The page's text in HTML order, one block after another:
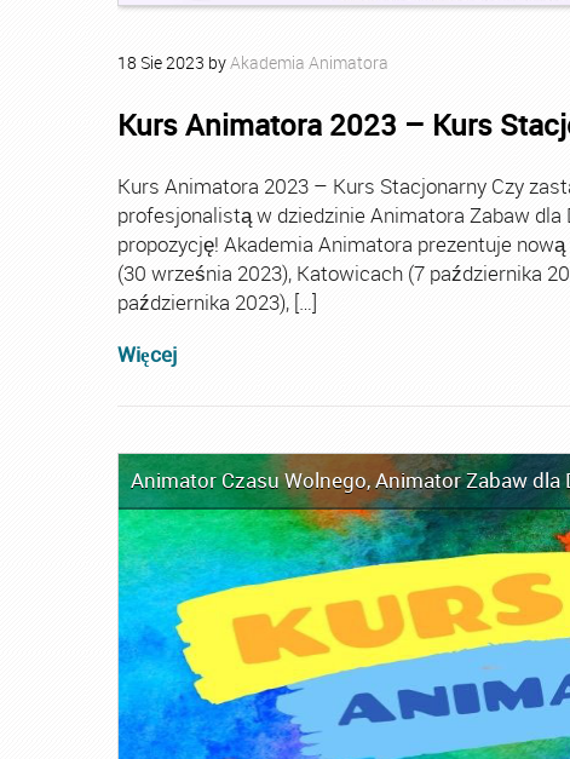
18 Sie2023 byAkademia Animatora
Kurs Animatora 2023 – Kurs
Kurs Animatora 2023 – Kurs Stacjonarny Czy
profesjonalistą w dziedzinie Animatora Zabaw
propozycję! Akademia Animatora prezentuje
(30 września 2023), Katowicach (7 października
października 2023), […]
Więcej
Animator Czasu Wolnego,Animator Zabaw dla